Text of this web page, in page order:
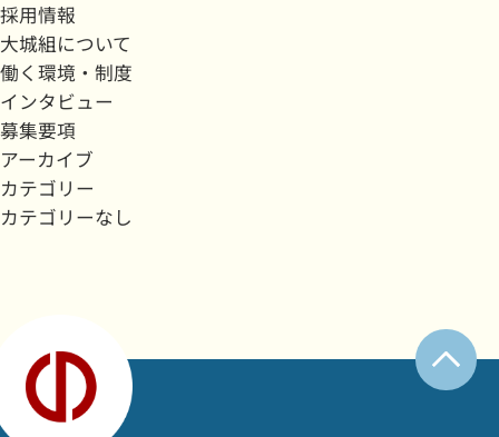
採用情報
大城組について
働く環境・制度
インタビュー
募集要項
アーカイブ
カテゴリー
カテゴリーなし